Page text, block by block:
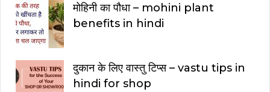
मोहिनी का पौधा – mohini plant
benefits in hindi
दुकान के लिए वास्तु टिप्स – vastu tips in
hindi for shop